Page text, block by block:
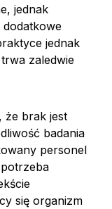
jednak
dodatkowe
jednak
trwa zaledwie
że brak jest
badania
personel
się organizm